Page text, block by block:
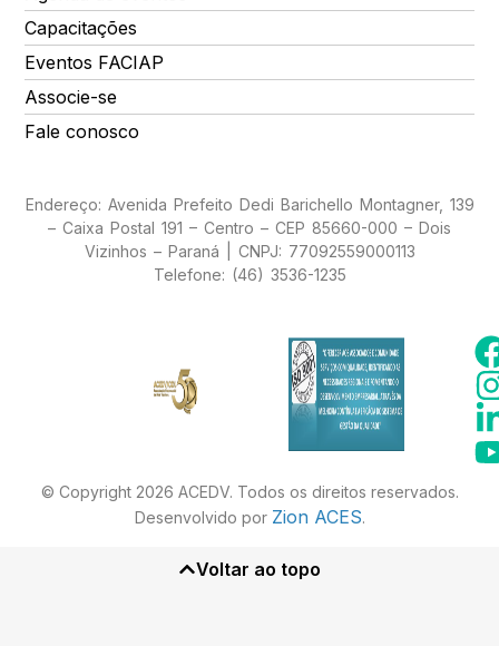
Capacitações
Eventos FACIAP
Associe-se
Fale conosco
Endereço: Avenida Prefeito Dedi Barichello Montagner, 139
– Caixa Postal 191 – Centro – CEP 85660-000 – Dois
Vizinhos – Paraná | CNPJ: 77092559000113
Telefone: (46) 3536-1235
© Copyright 2026 ACEDV. Todos os direitos reservados.
Desenvolvido por Zion ACES.
Voltar ao topo